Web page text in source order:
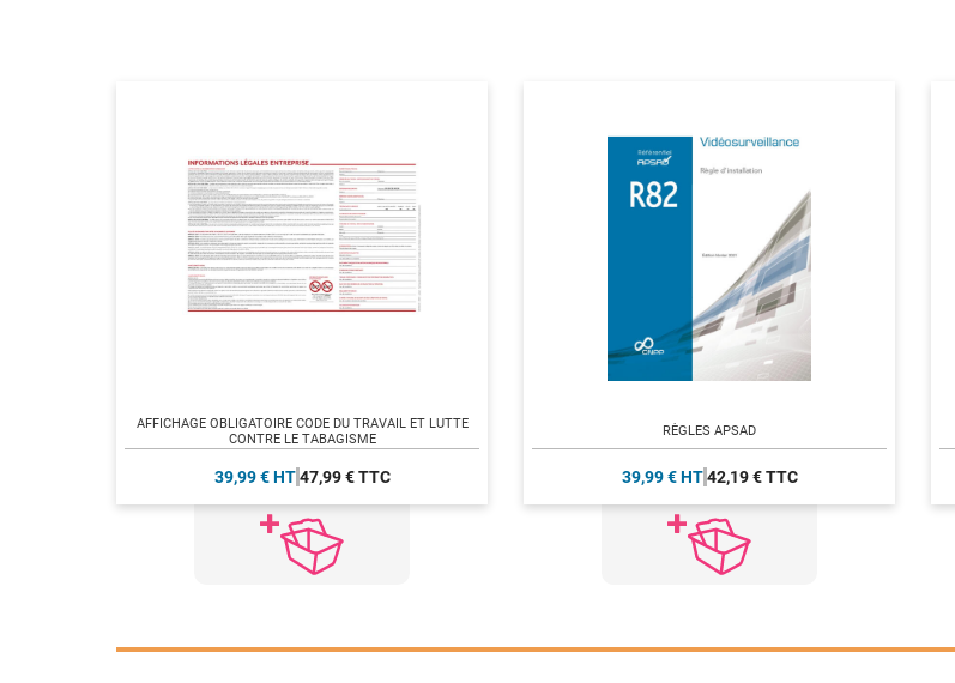
AFFICHAGE OBLIGATOIRE CODE DU TRAVAIL ET LUTTE
CONTRE LE TABAGISME
39,99 € HT 47,99 € TTC
RÈGLES APSAD
39,99 € HT 42,19 € TTC